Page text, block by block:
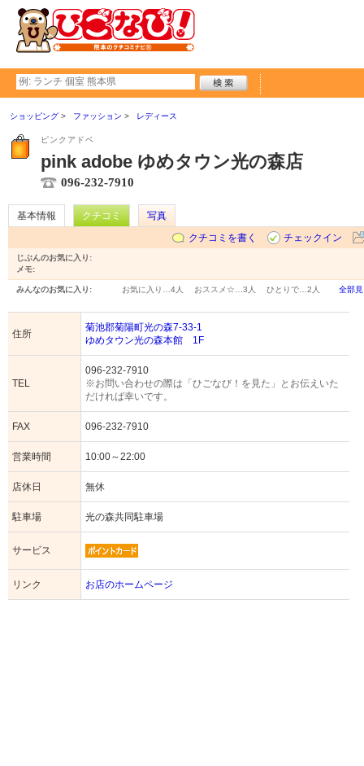
ショッピング ファッション レディース
ピンクアドベ
pink adobe ゆめタウン光の森店
096-232-7910
基本情報 クチコミ
写真
クチコミを書く
チェックイン
じぶんのお気に入り:
メモ:
みんなのお気に入り: お気に入り… 4人 おススメ☆… 3人 ひとりで… 2人 全部
住所
菊池郡菊陽町光の森7-33-1
ゆめタウン光の森本館 1F
TEL
096-232-7910
※お問い合わせの際は「ひごなび！を見た」とお伝えいた
だければ幸いです。
FAX 096-232-7910
営業時間 10:00～22:00
店休日 無休
駐車場 光の森共同駐車場
サービス
リンク お店のホームページ